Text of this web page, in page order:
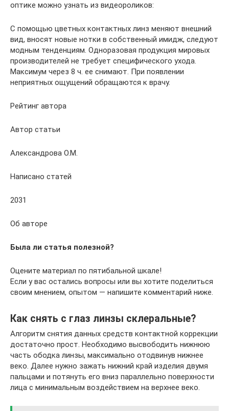
оптике можно узнать из видеороликов:
С помощью цветных контактных линз меняют внешний
вид, вносят новые нотки в собственный имидж, следуют
модным тенденциям. Одноразовая продукция мировых
производителей не требует специфического ухода.
Максимум через 8 ч. ее снимают. При появлении
неприятных ощущений обращаются к врачу.
Рейтинг автора
Автор статьи
Александрова О.М.
Написано статей
2031
Об авторе
Была ли статья полезной?
Оцените материал по пятибальной шкале!
Если у вас остались вопросы или вы хотите поделиться
своим мнением, опытом — напишите комментарий ниже.
Как снять с глаз линзы склеральные?
Алгоритм снятия данных средств контактной коррекции
достаточно прост. Необходимо высвободить нижнюю
часть ободка линзы, максимально отодвинув нижнее
веко. Далее нужно зажать нижний край изделия двумя
пальцами и потянуть его вниз параллельно поверхности
лица с минимальным воздействием на верхнее веко.